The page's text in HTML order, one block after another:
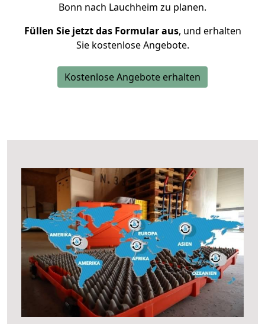
Bonn nach Lauchheim zu planen.
Füllen Sie jetzt das Formular aus, und erhalten
Sie kostenlose Angebote.
Kostenlose Angebote erhalten